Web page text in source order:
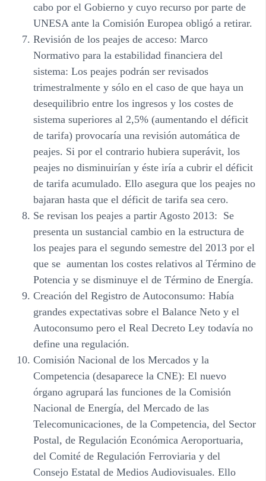
cabo por el Gobierno y cuyo recurso por parte de
UNESA ante la Comisión Europea obligó a retirar.
Revisión de los peajes de acceso: Marco
Normativo para la estabilidad financiera del
sistema: Los peajes podrán ser revisados
trimestralmente y sólo en el caso de que haya un
desequilibrio entre los ingresos y los costes de
sistema superiores al 2,5% (aumentando el déficit
de tarifa) provocaría una revisión automática de
peajes. Si por el contrario hubiera superávit, los
peajes no disminuirían y éste iría a cubrir el déficit
de tarifa acumulado. Ello asegura que los peajes no
bajaran hasta que el déficit de tarifa sea cero.
Se revisan los peajes a partir Agosto 2013: Se
presenta un sustancial cambio en la estructura de
los peajes para el segundo semestre del 2013 por el
que se aumentan los costes relativos al Término de
Potencia y se disminuye el de Término de Energía.
Creación del Registro de Autoconsumo: Había
grandes expectativas sobre el Balance Neto y el
Autoconsumo pero el Real Decreto Ley todavía no
define una regulación.
Comisión Nacional de los Mercados y la
Competencia (desaparece la CNE): El nuevo
órgano agrupará las funciones de la Comisión
Nacional de Energía, del Mercado de las
Telecomunicaciones, de la Competencia, del Sector
Postal, de Regulación Económica Aeroportuaria,
del Comité de Regulación Ferroviaria y del
Consejo Estatal de Medios Audiovisuales. Ello